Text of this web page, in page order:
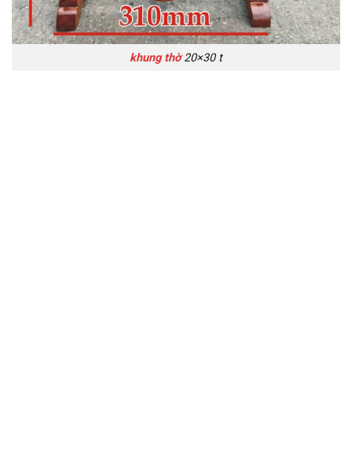
khung thờ20×30 t